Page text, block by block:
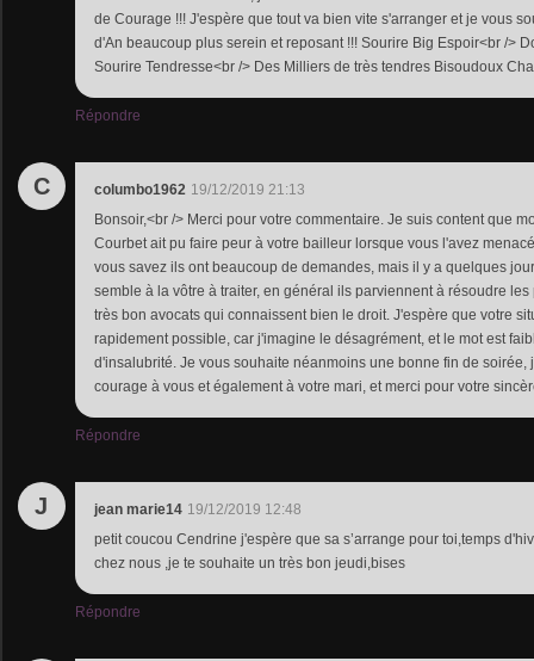
de Courage !!! J'espère que tout va bien vite s'arranger et je vous
d'An beaucoup plus serein et reposant !!! Sourire Big Espoir<br />
Sourire Tendresse<br /> Des Milliers de très tendres Bisoudoux
Répondre
C columbo1962 19/12/2019 21:13
Bonsoir,<br /> Merci pour votre commentaire. Je suis content que
Courbet ait pu faire peur à votre bailleur lorsque vous l'avez
vous savez ils ont beaucoup de demandes, mais il y a quelques
semble à la vôtre à traiter, en général ils parviennent à résoudre
très bon avocats qui connaissent bien le droit. J'espère que votre
rapidement possible, car j'imagine le désagrément, et le mot est
d'insalubrité. Je vous souhaite néanmoins une bonne fin de soirée,
courage à vous et également à votre mari, et merci pour votre
Répondre
J jean marie14 19/12/2019 12:48
petit coucou Cendrine j'espère que sa s’arrange pour toi,temps
chez nous ,je te souhaite un très bon jeudi,bises
Répondre